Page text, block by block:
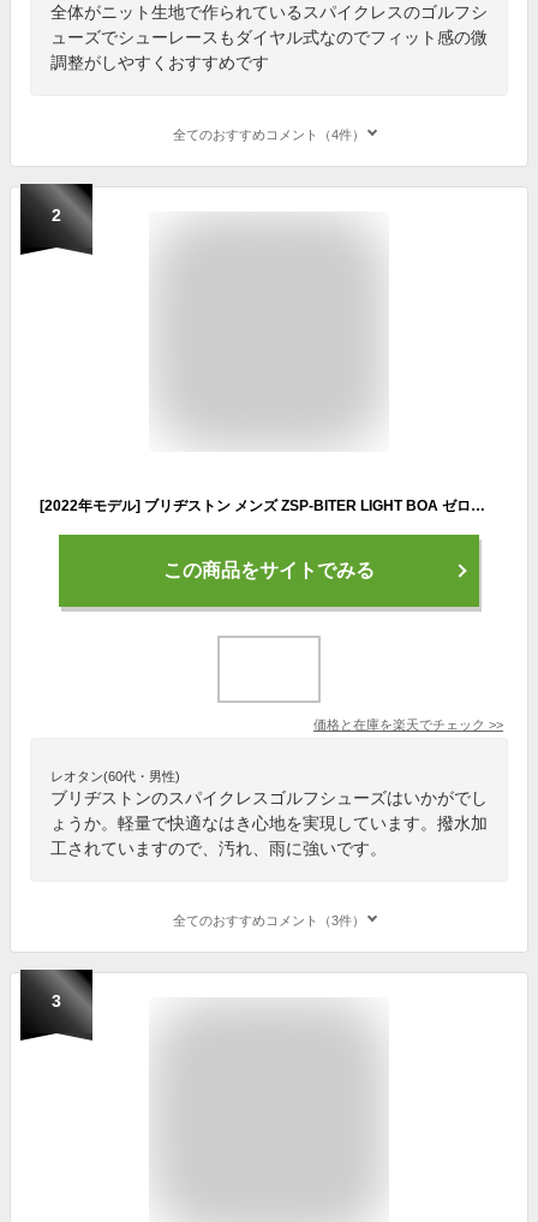
全体がニット生地で作られているスパイクレスのゴルフシ
ューズでシューレースもダイヤル式なのでフィット感の微
調整がしやすくおすすめです
全てのおすすめコメント（4件）
2
[2022年モデル] ブリヂストン メンズ ZSP-BITER LIGHT BOA ゼロ・スパイク バイター ライト ニット ボア スパイクレス ゴルフシューズ SHG220 BK ブラック 【あす楽対応】
この商品をサイトでみる
価格と在庫を楽天でチェック >>
レオタン(60代・男性)
ブリヂストンのスパイクレスゴルフシューズはいかがでし
ょうか。軽量で快適なはき心地を実現しています。撥水加
工されていますので、汚れ、雨に強いです。
全てのおすすめコメント（3件）
3